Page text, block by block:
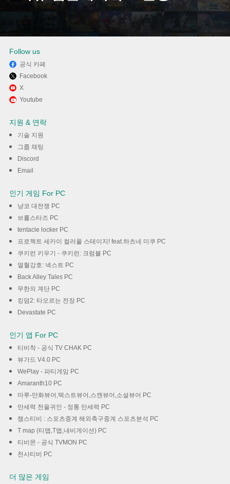
Follow us
공식 카페
Facebook
X
Youtube
지원 & 연락
기술 지원
그룹 채팅
Discord
Email
인기 게임 For PC
냥코 대전쟁 PC
브롤스타즈 PC
tentacle locker PC
프로젝트 세카이 컬러풀 스테이지! feat.하츠네 미쿠 PC
쿠키런 키우기 - 쿠키런: 크럼블 PC
열혈강호: 넥스트 PC
Back Alley Tales PC
무한의 계단 PC
킹덤2: 타오르는 전장 PC
Devastate PC
인기 앱 For PC
티비착 - 공식 TV CHAK PC
뷰가드 V4.0 PC
WePlay - 파티게임 PC
Amaranth10 PC
마루-만화뷰어,텍스트뷰어,스캔뷰어,소설뷰어 PC
만세력 천을귀인 - 정통 만세력 PC
챔스티비 : 스포츠중계 해외축구중계 스포츠분석 PC
T map (티맵,T맵,내비게이션) PC
티비몬 - 공식 TVMON PC
천사티비 PC
더 많은 게임